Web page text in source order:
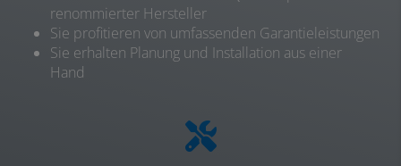
renommierter Hersteller
Sie profitieren von umfassenden Garantieleistungen
Sie erhalten Planung und Installation aus einer
Hand